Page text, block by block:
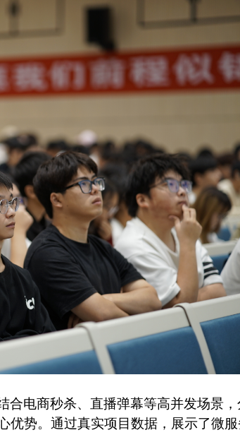
合电商秒杀、直播弹幕等高并发场景
优势。通过真实项目数据，展示了微